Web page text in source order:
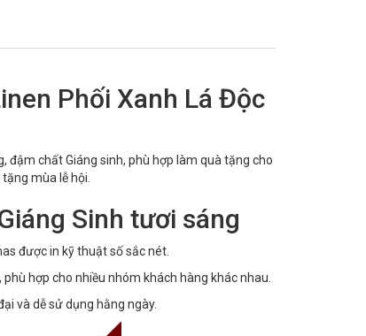
Phối Xanh Lá Độc
đậm chất Giáng sinh, phù hợp làm quà tặng cho
mùa lễ hội.
Sinh tươi sáng
được in kỹ thuật số sắc nét.
hợp cho nhiều nhóm khách hàng khác nhau.
và dễ sử dụng hằng ngày.